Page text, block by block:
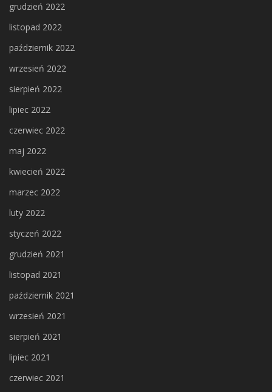
grudzień 2022
listopad 2022
październik 2022
wrzesień 2022
sierpień 2022
lipiec 2022
czerwiec 2022
maj 2022
kwiecień 2022
marzec 2022
luty 2022
styczeń 2022
grudzień 2021
listopad 2021
październik 2021
wrzesień 2021
sierpień 2021
lipiec 2021
czerwiec 2021